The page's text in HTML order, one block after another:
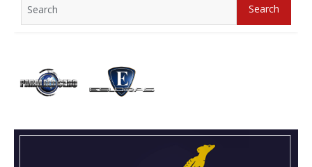
for:
Search